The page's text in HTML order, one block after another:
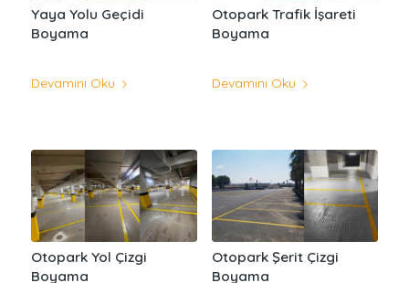
Yaya Yolu Geçidi
Boyama
Devamını Oku
Otopark Trafik İşareti
Boyama
Devamını Oku
Otopark Yol Çizgi
Boyama
Otopark Şerit Çizgi
Boyama